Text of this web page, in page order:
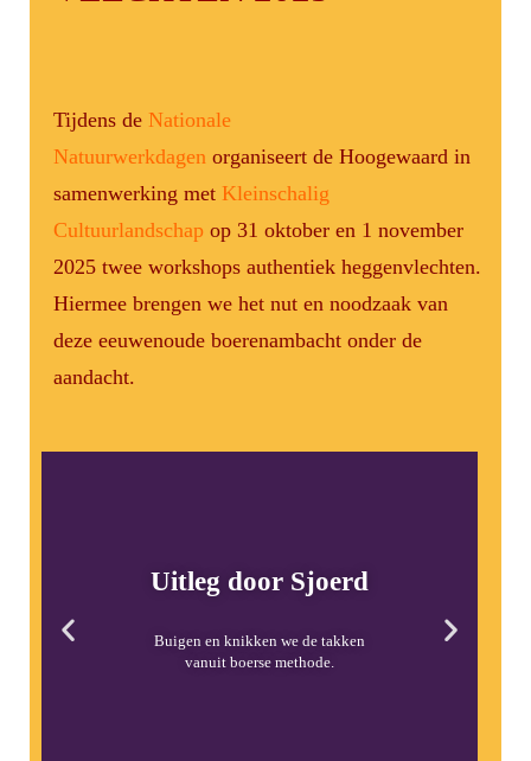
Tijdens de Nationale
Natuurwerkdagen organiseert de Hoogewaard in
samenwerking met Kleinschalig
Cultuurlandschap op 31 oktober en 1 november
2025 twee workshops authentiek heggenvlechten.
Hiermee brengen we het nut en noodzaak van
deze eeuwenoude boerenambacht onder de
aandacht.
Uitleg door Sjoerd
Buigen en knikken we de takken
vanuit boerse methode.